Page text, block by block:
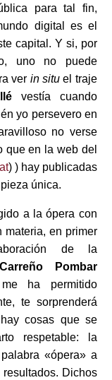
para tal fin,
digital es el
capital. Y si, por
uno no puede
ver in situ el traje
vestía cuando
yo persevero en
no verse
que en la web del
) ) hay publicadas
única.
a la ópera con
materia, en primer
de la
Pombar
ha permitido
te sorprenderá
cosas que se
respetable: la
«ópera» a
Dichos